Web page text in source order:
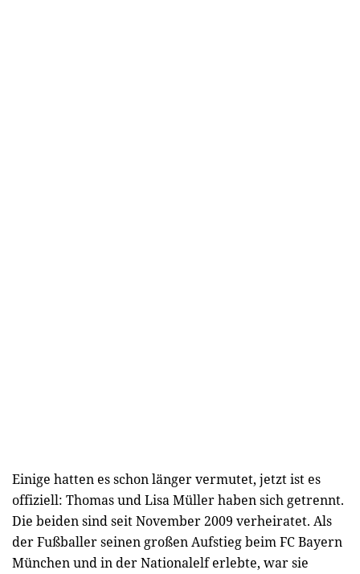
Einige hatten es schon länger vermutet, jetzt ist es
offiziell: Thomas und Lisa Müller haben sich getrennt.
Die beiden sind seit November 2009 verheiratet. Als
der Fußballer seinen großen Aufstieg beim FC Bayern
München und in der Nationalelf erlebte, war sie